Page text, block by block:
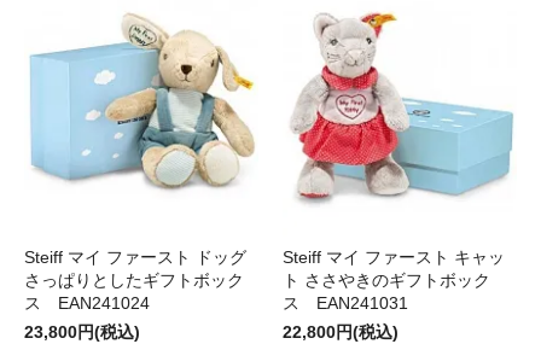
Steiff マイ ファースト ドッグ
さっぱりとしたギフトボック
ス EAN241024
23,800円(税込)
Steiff マイ ファースト キャッ
ト ささやきのギフトボック
ス EAN241031
22,800円(税込)